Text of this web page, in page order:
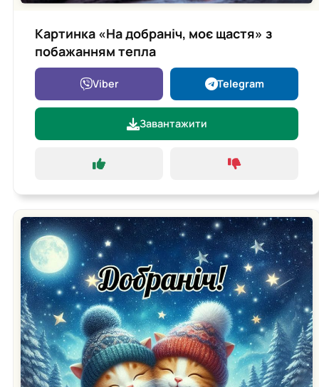
Картинка «На добраніч, моє щастя» з
побажанням тепла
Viber Telegram
Завантажити